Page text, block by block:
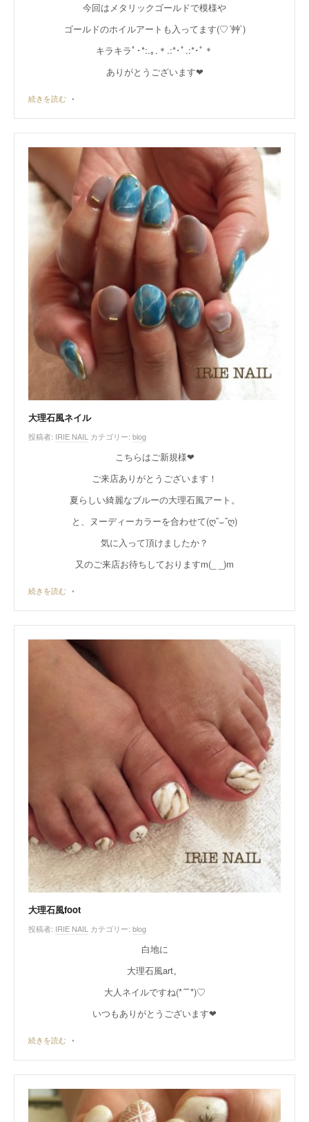
今回はメタリックゴールドで模様や
ゴールドのホイルアートも入ってます(♡´艸`)
キラキラﾟ･*:.｡.＊.:*･ﾟ.:*･ﾟ＊
ありがとうございます❤︎
続きを読む •
大理石風ネイル
投稿者: IRIE NAIL カテゴリー: blog
こちらはご新規様❤︎
ご来店ありがとうございます！
夏らしい綺麗なブルーの大理石風アート。
と、ヌーディーカラーを合わせて(ღ˘⌣˘ღ)
気に入って頂けましたか？
又のご来店お待ちしておりますm(_ _)m
続きを読む •
大理石風foot
投稿者: IRIE NAIL カテゴリー: blog
白地に
大理石風art。
大人ネイルですね(*´˘`*)♡
いつもありがとうございます❤︎
続きを読む •